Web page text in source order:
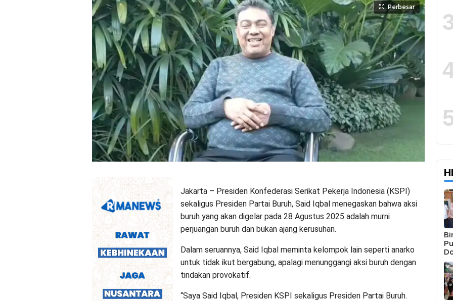
Perbesar
Jakarta – Presiden Konfederasi Serikat Pekerja Indonesia (KSPI)
sekaligus Presiden Partai Buruh, Said Iqbal menegaskan bahwa aksi
buruh yang akan digelar pada 28 Agustus 2025 adalah murni
perjuangan buruh dan bukan ajang kerusuhan.
Dalam seruannya, Said Iqbal meminta kelompok lain seperti anarko
untuk tidak ikut bergabung, apalagi menunggangi aksi buruh dengan
tindakan provokatif.
“Saya Said Iqbal, Presiden KSPI sekaligus Presiden Partai Buruh.